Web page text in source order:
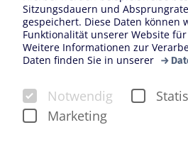
Sitzungsdauern und
gespeichert. Diese Daten können
Funktionalität unserer Website
Weitere Informationen zur
Daten finden Sie in unserer
Notwendig
Marketing